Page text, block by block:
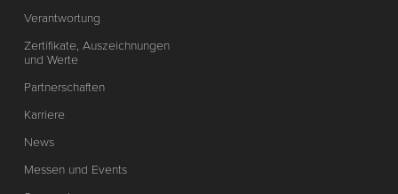
Verantwortung
Zertifikate, Auszeichnungen
und Werte
Partnerschaften
Karriere
News
Messen und Events